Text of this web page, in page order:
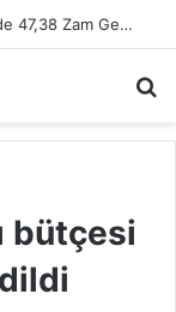
Belediye İşçilerine Müjde: Maaşlara Yüzde 47,38 Zam Geldi!
bütçesi